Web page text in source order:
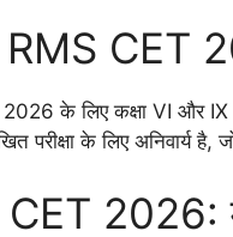
RMS CET
के लिए कक्षा VI और IX
परीक्षा के लिए
2026: